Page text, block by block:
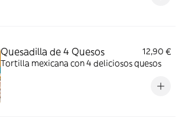
Quesadilla de 4 Quesos
12,90 €
Tortilla mexicana con 4 deliciosos quesos